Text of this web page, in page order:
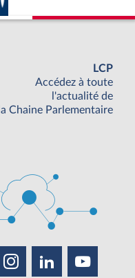
LCP
Accédez à toute
l'actualité de
la Chaine Parlementaire